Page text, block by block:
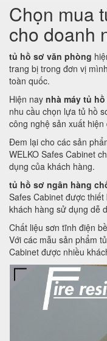
Chọn mua
cho doanh
tủ hồ sơ văn phòng
trang bị trong đơn vị
toàn quốc.
Hiện nay nhà máy tủ
nhu cầu chọn lựa tủ hồ
công nghệ sản xuất
Đem lại cho các sản
WELKO Safes Cabinet
dụng của khách hàng.
tủ hồ sơ ngân hàng
Safes Cabinet được
khách hàng sử dụng dễ
Chất liệu sơn tĩnh điện
Với các mẫu sản phẩm
Cabinet được nhiều